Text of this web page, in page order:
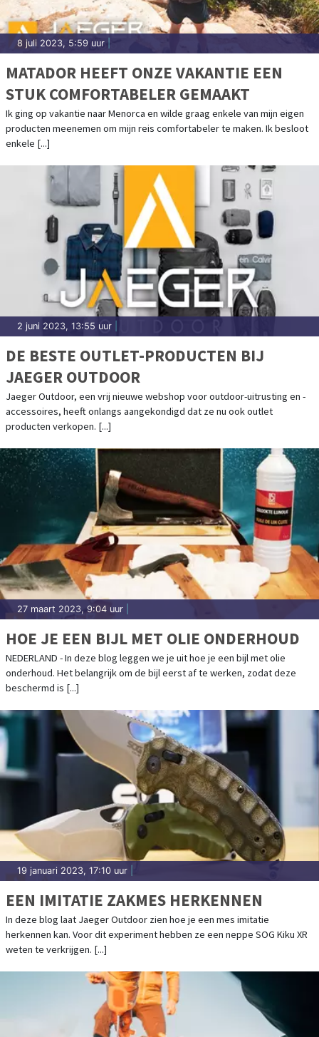
8 juli 2023, 5:59 uur
MATADOR HEEFT ONZE VAKANTIE EEN
STUK COMFORTABELER GEMAAKT
Ik ging op vakantie naar Menorca en wilde graag enkele van mijn eigen
producten meenemen om mijn reis comfortabeler te maken. Ik besloot
enkele [...]
2 juni 2023, 13:55 uur
DE BESTE OUTLET-PRODUCTEN BIJ
JAEGER OUTDOOR
Jaeger Outdoor, een vrij nieuwe webshop voor outdoor-uitrusting en -
accessoires, heeft onlangs aangekondigd dat ze nu ook outlet
producten verkopen. [...]
27 maart 2023, 9:04 uur
HOE JE EEN BIJL MET OLIE ONDERHOUD
NEDERLAND - In deze blog leggen we je uit hoe je een bijl met olie
onderhoud. Het belangrijk om de bijl eerst af te werken, zodat deze
beschermd is [...]
19 januari 2023, 17:10 uur
EEN IMITATIE ZAKMES HERKENNEN
In deze blog laat Jaeger Outdoor zien hoe je een mes imitatie
herkennen kan. Voor dit experiment hebben ze een neppe SOG Kiku XR
weten te verkrijgen. [...]